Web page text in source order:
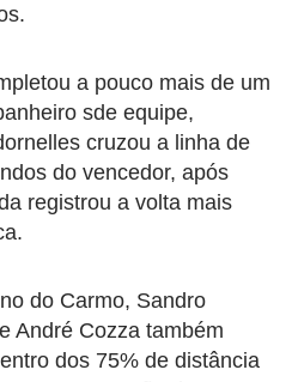
a pouco mais de um
sde equipe,
cruzou a linha de
do vencedor, após
registrou a volta mais
do Carmo, Sandro
André Cozza também
dos 75% de distância